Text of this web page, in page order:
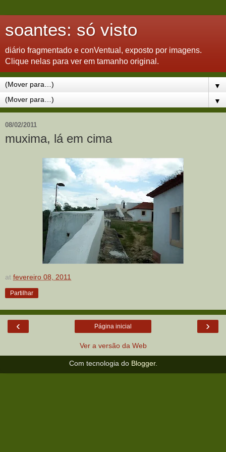
soantes: só visto
diário fragmentado e conVentual, exposto por imagens.
Clique nelas para ver em tamanho original.
▼
▼
08/02/2011
muxima, lá em cima
at fevereiro 08, 2011
Partilhar
‹ ›
Página inicial
Ver a versão da Web
Com tecnologia do Blogger.